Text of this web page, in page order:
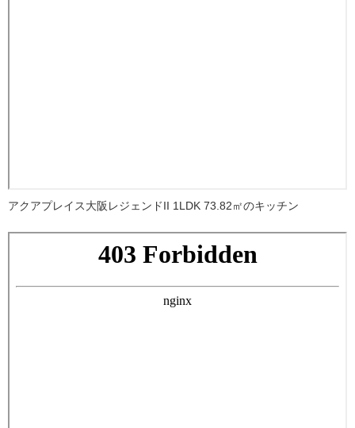
アクアプレイス大阪レジェンドII 1LDK 73.82㎡のキッチン